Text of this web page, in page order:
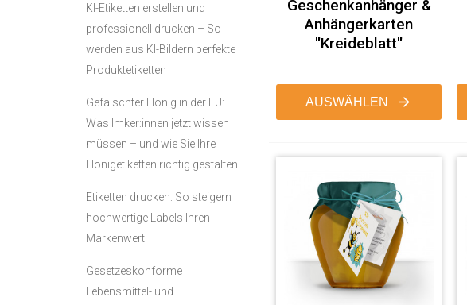
Geschenkanhänger &
Anhängerkarten
"Kreideblatt"
AUSWÄHLEN
KI-Etiketten erstellen und
professionell drucken – So
werden aus KI-Bildern perfekte
Produktetiketten
Gefälschter Honig in der EU:
Was Imker:innen jetzt wissen
müssen – und wie Sie Ihre
Honigetiketten richtig gestalten
Etiketten drucken: So steigern
hochwertige Labels Ihren
Markenwert
Gesetzeskonforme
Lebensmittel- und